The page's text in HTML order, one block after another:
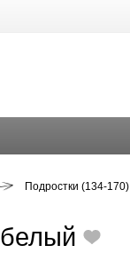
Подростки (134-170)